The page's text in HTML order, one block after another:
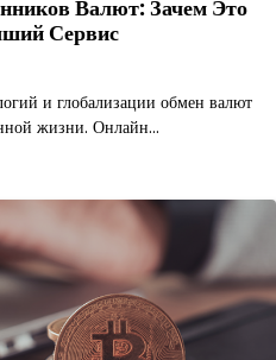
Валют: Зачем Это
Сервис
и глобализации обмен валют
жизни. Онлайн…